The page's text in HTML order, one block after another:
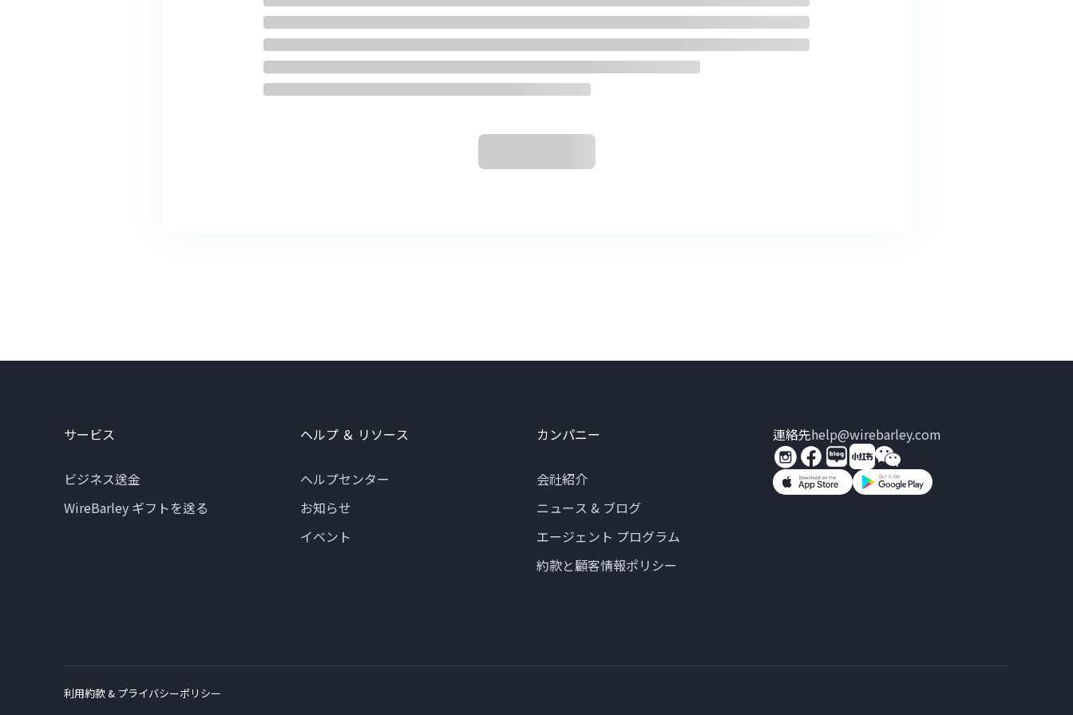
サービス
ビジネス送金
WireBarley ギフトを送る
ヘルプ ＆ リソース
ヘルプセンター
お知らせ
イベント
カンパニー
会社紹介
ニュース & ブログ
エージェント プログラム
約款と顧客情報ポリシー
連絡先help@wirebarley.com
利用約款 & プライバシーポリシー